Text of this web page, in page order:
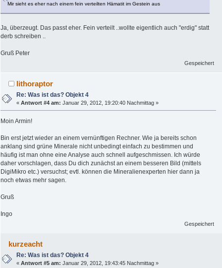
Mir sieht es eher nach einem fein verteilten Hämatit im Gestein aus
Ja, überzeugt. Das passt eher. Fein verteilt ..wollte eigentlich auch "erdig" statt
derb schreiben ..
Gruß Peter
Gespeichert
lithoraptor
Re: Was ist das? Objekt 4
«Antwort #4 am: Januar 29, 2012, 19:20:40 Nachmittag »
Moin Armin!
Bin erst jetzt wieder an einem vernünftigen Rechner. Wie ja bereits schon
anklang sind grüne Minerale nicht unbedingt einfach zu bestimmen und
häufig ist man ohne eine Analyse auch schnell aufgeschmissen. Ich würde
daher vorschlagen, dass Du dich zunächst an einem besseren Bild (mittels
DigiMikro etc.) versuchst; evtl. können die Mineralienexperten hier dann ja
noch etwas mehr sagen.
Gruß
Ingo
Gespeichert
kurzeacht
Re: Was ist das? Objekt 4
«Antwort #5 am: Januar 29, 2012, 19:43:45 Nachmittag »